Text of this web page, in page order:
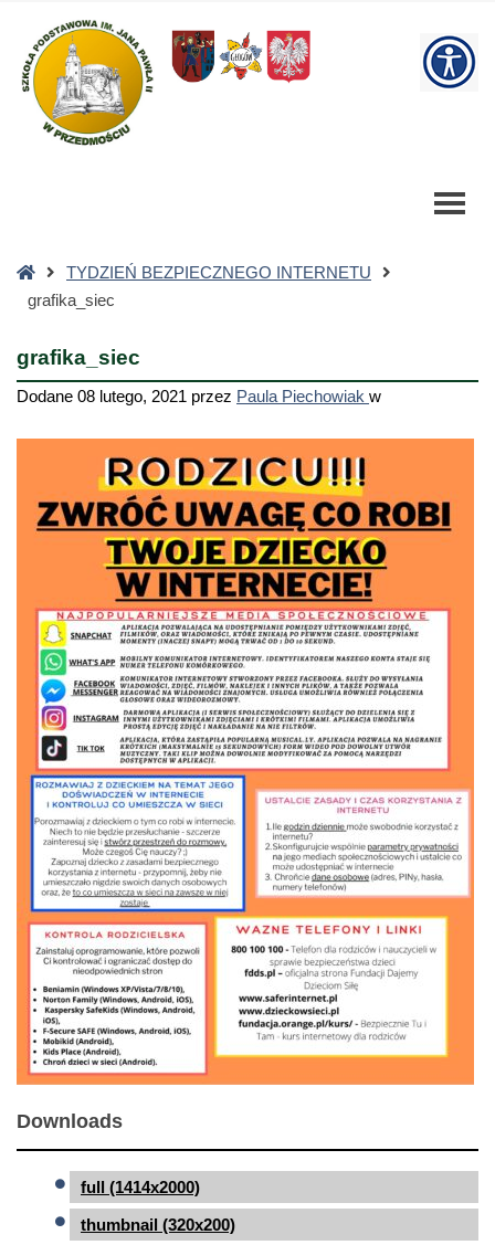
Szkoła
Podstawowa
Strona
główna
TYDZIEŃ BEZPIECZNEGO INTERNETU
grafika_siec
grafika_siec
Dodane 08 lutego, 2021 przez Paula Piechowiak w
Downloads
full (1414x2000)
thumbnail (320x200)